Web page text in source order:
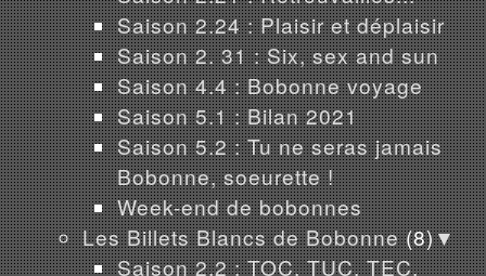
Saison 2.24 : Plaisir et déplaisir
Saison 2. 31 : Six, sex and sun
Saison 4.4 : Bobonne voyage
Saison 5.1 : Bilan 2021
Saison 5.2 : Tu ne seras jamais
Bobonne, soeurette !
Week-end de bobonnes
Les Billets Blancs de Bobonne (8)▼
Saison 2.2 : TOC, TUC, TEC,